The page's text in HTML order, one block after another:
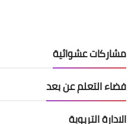
مشاركات عشوائية
فضاء التعلم عن بعد
الادارة التربوية